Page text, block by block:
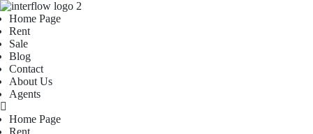
Home Page
Rent
Sale
Blog
Contact
About Us
Agents
Home Page
Rent